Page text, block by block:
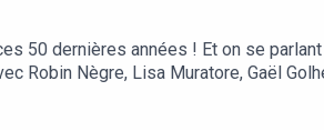
50 dernières années ! Et on se parlant
Robin Nègre, Lisa Muratore, Gaël
Réalisation : Thomas Plé. Identité